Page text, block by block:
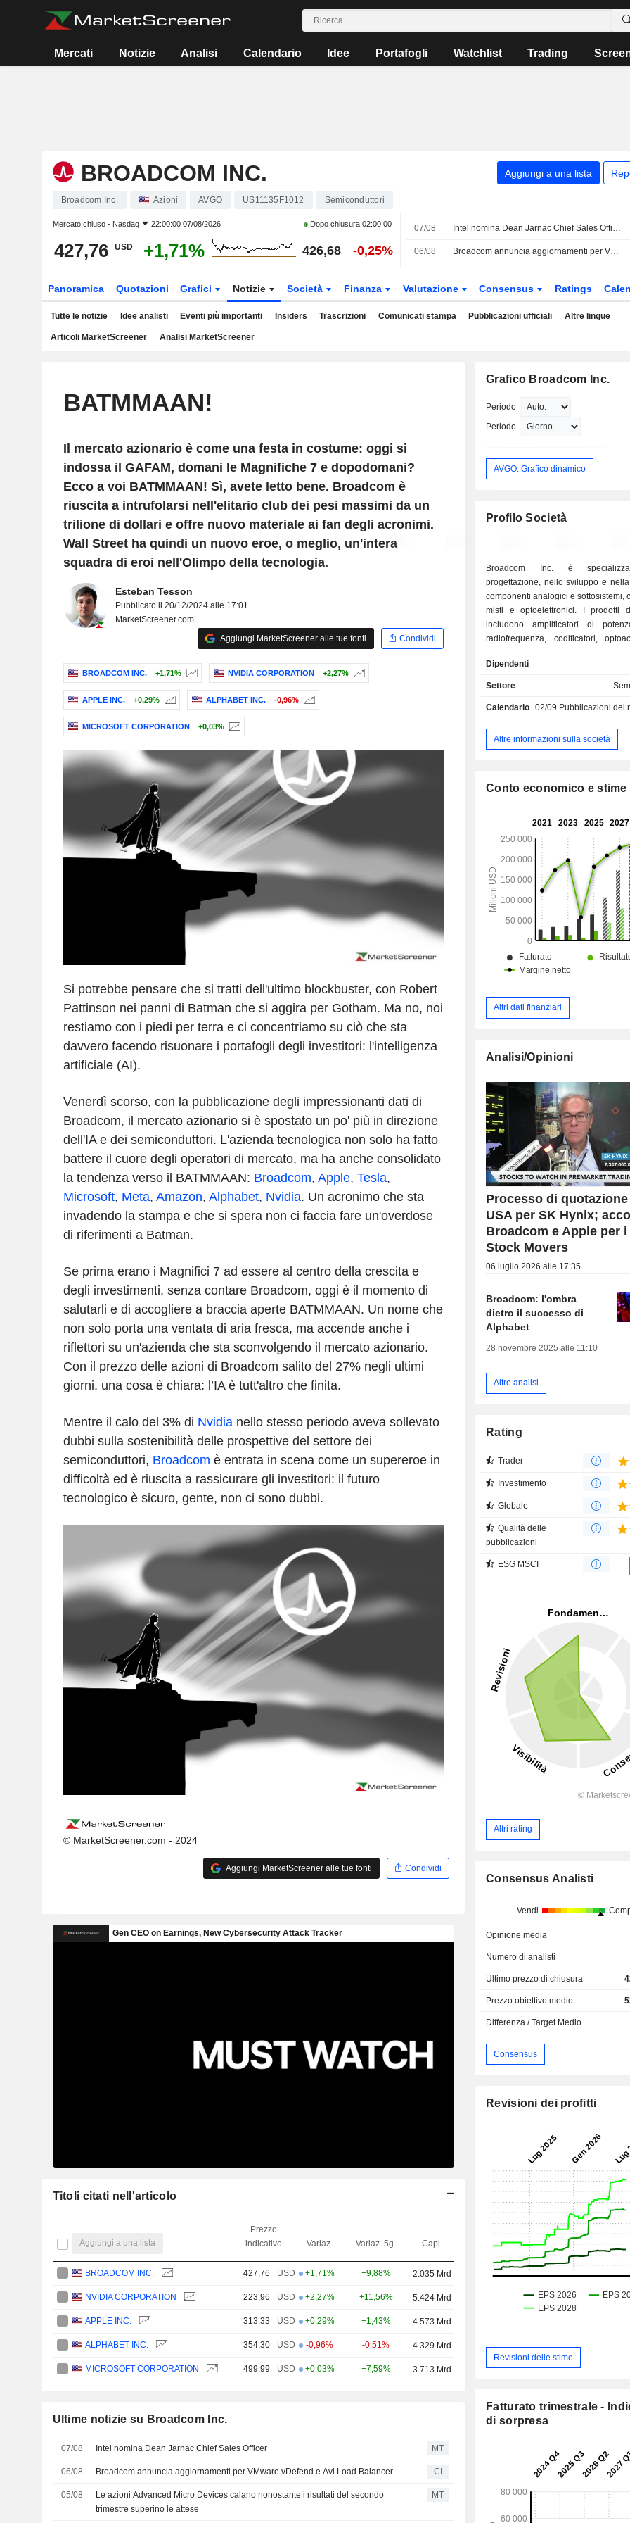
Mercati Notizie Analisi Calendario Idee Portafogli Watchlist Trading
BROADCOM INC. Aggiungi a una lista
Broadcom Inc. Azioni AVGO US11135F1012 Semiconduttori
Mercato chiuso - Nasdaq 22:00:00 07/08/2026 Dopo chiusura 02:00:00
427,76 USD +1,71% 426,68 -0,25%
07/08 Intel nomina Dean Jarnac Chief Sales Officer
06/08 Broadcom annuncia aggiornamenti per VMware vDefend e Avi Load Balancer
Panoramica Quotazioni Grafici Notizie Società Finanza Valutazione Consensus Ratings
Tutte le notizie Idee analisti Eventi più importanti Insiders Trascrizioni Comunicati stampa Pubblicazioni ufficiali Altre lingue
Articoli MarketScreener Analisi MarketScreener
BATMMAAN!
Il mercato azionario è come una festa in costume: oggi si
indossa il GAFAM, domani le Magnifiche 7 e dopodomani?
Ecco a voi BATMMAAN! Sì, avete letto bene. Broadcom è
riuscita a intrufolarsi nell'elitario club dei pesi massimi da un
trilione di dollari e offre nuovo materiale ai fan degli acronimi.
Wall Street ha quindi un nuovo eroe, o meglio, un'intera
squadra di eroi nell'Olimpo della tecnologia.
Esteban Tesson
Pubblicato il 20/12/2024 alle 17:01
MarketScreener.com
Aggiungi MarketScreener alle tue fonti
Condividi
BROADCOM INC. +1,71% NVIDIA CORPORATION +2,27%
APPLE INC. +0,29% ALPHABET INC. -0,96%
MICROSOFT CORPORATION +0,03%
Si potrebbe pensare che si tratti dell'ultimo blockbuster, con Robert
Pattinson nei panni di Batman che si aggira per Gotham. Ma no, noi
restiamo con i piedi per terra e ci concentriamo su ciò che sta
davvero facendo risuonare i portafogli degli investitori: l'intelligenza
artificiale (AI).
Venerdì scorso, con la pubblicazione degli impressionanti dati di
Broadcom, il mercato azionario si è spostato un po' più in direzione
dell'IA e dei semiconduttori. L'azienda tecnologica non solo ha fatto
battere il cuore degli operatori di mercato, ma ha anche consolidato
la tendenza verso il BATMMAAN: Broadcom, Apple, Tesla,
Microsoft, Meta, Amazon, Alphabet, Nvidia. Un acronimo che sta
invadendo la stampa e che si spera non ci faccia fare un'overdose
di riferimenti a Batman.
Se prima erano i Magnifici 7 ad essere al centro della crescita e
degli investimenti, senza contare Broadcom, oggi è il momento di
salutarli e di accogliere a braccia aperte BATMMAAN. Un nome che
non solo porta una ventata di aria fresca, ma accende anche i
riflettori su un'azienda che sta sconvolgendo il mercato azionario.
Con il prezzo delle azioni di Broadcom salito del 27% negli ultimi
giorni, una cosa è chiara: l’IA è tutt'altro che finita.
Mentre il calo del 3% di Nvidianello stesso periodo aveva sollevato
dubbi sulla sostenibilità delle prospettive del settore dei
semiconduttori, Broadcom è entrata in scena come un supereroe in
difficoltà ed è riuscita a rassicurare gli investitori: il futuro
tecnologico è sicuro, gente, non ci sono dubbi.
© MarketScreener.com - 2024
Aggiungi MarketScreener alle tue fonti Condividi
Titoli citati nell'articolo
Aggiungi a una lista
Prezzo
indicativo
Variaz. Variaz. 5g. Capi.
BROADCOM INC. 427,76 USD +1,71% +9,88% 2.035 Mrd
NVIDIA CORPORATION 223,96 USD +2,27% +11,56% 5.424 Mrd
APPLE INC. 313,33 USD +0,29% +1,43% 4.573 Mrd
ALPHABET INC. 354,30 USD -0,96% -0,51% 4.329 Mrd
MICROSOFT CORPORATION 499,99 USD +0,03% +7,59% 3.713 Mrd
Ultime notizie su Broadcom Inc.
07/08 Intel nomina Dean Jarnac Chief Sales Officer MT
06/08 Broadcom annuncia aggiornamenti per VMware vDefend e Avi Load Balancer CI
05/08
Le azioni Advanced Micro Devices calano nonostante i risultati del secondo
trimestre superino le attese
MT
Grafico Broadcom Inc.
Periodo
Periodo
AVGO: Grafico dinamico
Profilo Società
Broadcom Inc. è
progettazione, nello sviluppo e
componenti analogici e sottosistemi,
misti e optoelettronici. I prodotti
includono amplificatori di
radiofrequenza, codificatori,
fatturato netto è ripartito per
semiconduttori (57,7%) e
geograficamente come segue:
Oriente/Africa (14,2%).
Dipendenti
Settore
Calendario 02/09 Pubblicazioni dei
Altre informazioni sulla società
Conto economico e stime
Altri dati finanziari
Analisi/Opinioni
Processo di
USA per SK Hynix;
Broadcom e Apple per
Stock Movers
06 luglio 2026 alle 17:35
Broadcom: l'ombra
dietro il successo di
Alphabet
28 novembre 2025 alle 11:10
Altre analisi
Rating
Trader
Investimento
Globale
Qualità delle
pubblicazioni
ESG MSCI
Altri rating
Consensus Analisti
Vendi
Opinione media
Numero di analisti
Ultimo prezzo di chiusura
Prezzo obiettivo medio
Differenza / Target Medio
Consensus
Revisioni dei profitti
Revisioni delle stime
Fatturato trimestrale -
di sorpresa